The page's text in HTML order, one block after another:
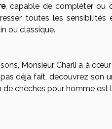
, capable de compléter ou
toutes les
ou classique.
Monsieur Charli a à
pas déjà fait, découvrez
de chèches pour homme est